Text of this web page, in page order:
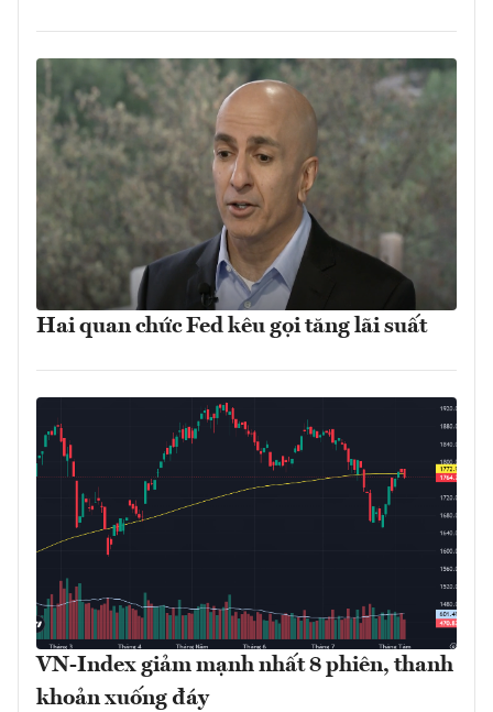
Hai quan chức Fed kêu gọi tăng lãi suất
VN-Index giảm mạnh nhất 8 phiên, thanh
khoản xuống đáy